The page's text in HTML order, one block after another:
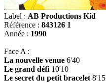
Label : AB Productions Kid
Référence : 843126 1
Année : 1990
Face A :
La nouvelle venue 6'40
Le grand défi 10'10
Le secret du petit bracelet 8'15